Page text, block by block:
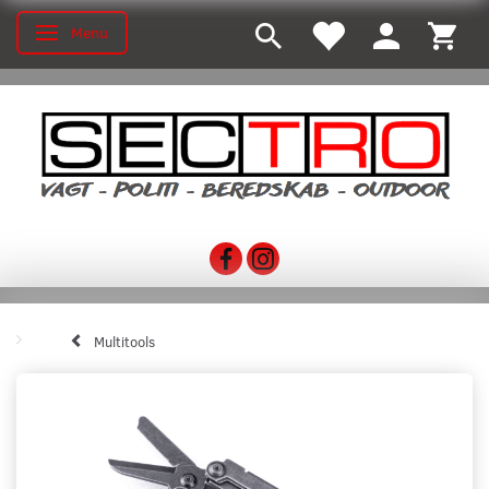
Skifte navigation
Menu
Multitools